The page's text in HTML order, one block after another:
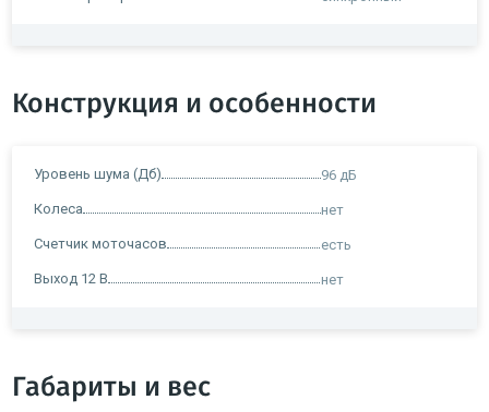
Конструкция и особенности
Уровень шума (Дб) 96 дБ
Колеса нет
Счетчик моточасов есть
Выход 12 В нет
Габариты и вес